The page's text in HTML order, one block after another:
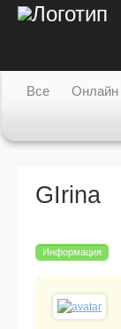
Все Онлайн
GIrina
Информация